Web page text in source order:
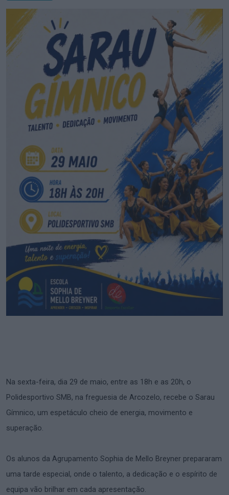
Na sexta-feira, dia 29 de maio, entre as 18h e as 20h, o
Polidesportivo SMB, na freguesia de Arcozelo, recebe o Sarau
Gímnico, um espetáculo cheio de energia, movimento e
superação.
Os alunos da Agrupamento Sophia de Mello Breyner prepararam
uma tarde especial, onde o talento, a dedicação e o espírito de
equipa vão brilhar em cada apresentação.